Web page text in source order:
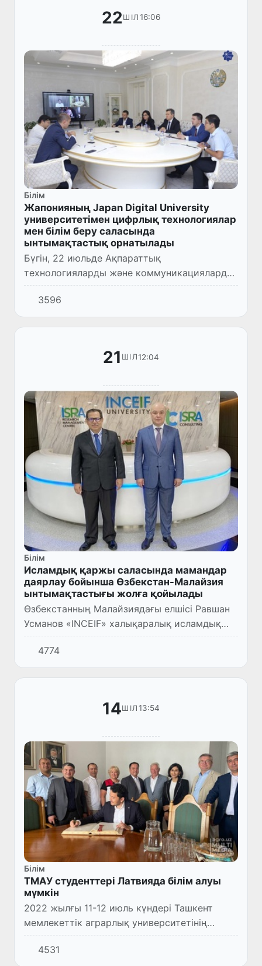
22ШІЛ 16:06
Білім
Жапонияның Japan Digital University
университетімен цифрлық технологиялар
мен білім беру саласында
ынтымақтастық орнатылады
Бүгін, 22 июльде Ақпараттық
технологияларды және коммуникацияларды
дамыту министрі Шерзод Шерматов
Жапония Japan Digital University
университеті Қамқоршылық кеңесінің
төрағасы, «Di...
3596
21 ШІЛ12:04
Білім
Исламдық қаржы саласында мамандар
даярлау бойынша Өзбекстан-Малайзия
ынтымақтастығы жолға қойылады
Өзбекстанның Малайзиядағы елшісі Равшан
Усманов «INCEIF» халықаралық исламдық
қаржы университетінің президенті және бас
директоры Азми Омармен кездесті.
4774
14ШІЛ 13:54
Білім
ТМАУ студенттері Латвияда білім алуы
мүмкін
2022 жылғы 11-12 июль күндері Ташкент
мемлекеттік аграрлық университетінің
Халықаралық ынтымақтастық бойынша
проректоры Алишер Хасанов
4531